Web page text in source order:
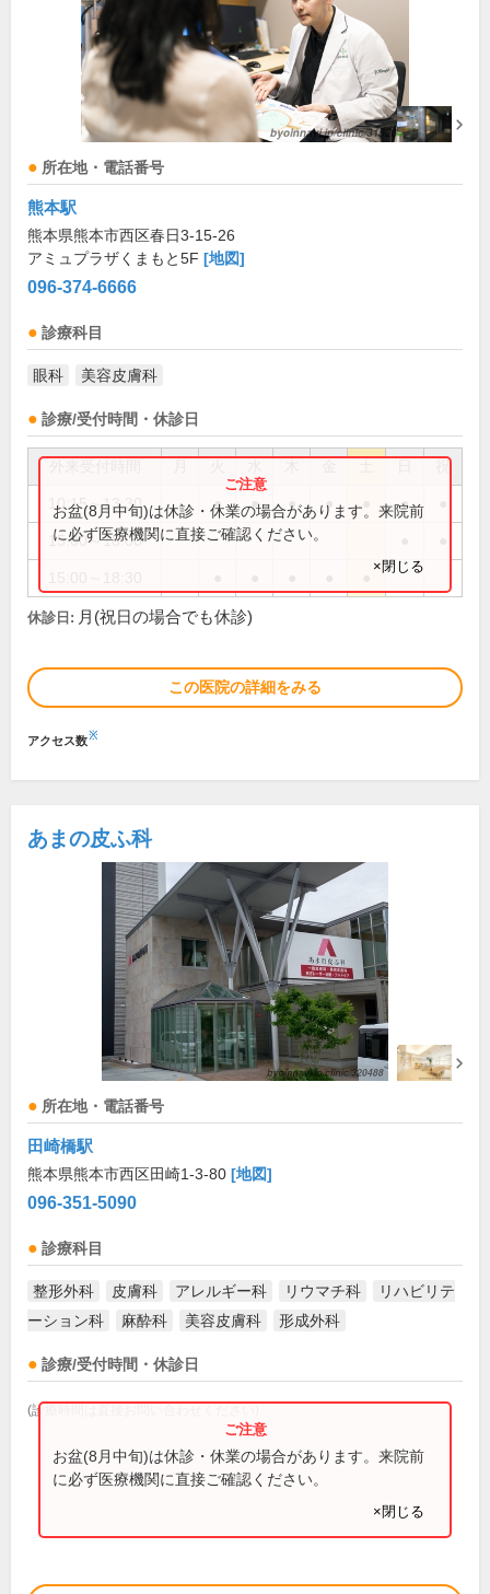
所在地・電話番号
熊本駅
熊本県熊本市西区春日3-15-26
アミュプラザくまもと5F [地図]
096-374-6666
診療科目
眼科 美容皮膚科
診療/受付時間・休診日
祝
10:15～13:30 ● ● ● ● ●
15:00～18:00
お盆(8月中旬)は休診・休業の場合があります。来院前
に必ず医療機関に直接ご確認ください。
×閉じる
休診日: 月(祝日の場合でも休診)
この医院の詳細をみる
アクセス数※
あまの皮ふ科
所在地・電話番号
田崎橋駅
熊本県熊本市西区田崎1-3-80 [地図]
096-351-5090
診療科目
整形外科 皮膚科 アレルギー科 リウマチ科
リハビリテ
ーション科
麻酔科 美容皮膚科 形成外科
診療/受付時間・休診日
(診療時間は直接お問い合わせください)
お盆(8月中旬)は休診・休業の場合があります。来院前
に必ず医療機関に直接ご確認ください。
×閉じる